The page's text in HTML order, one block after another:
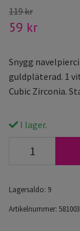
119 kr
59 kr
Snygg
guldpläterad. 1
Cubic Zirconia.
I lager.
Lagersaldo: 9
Artikelnummer: